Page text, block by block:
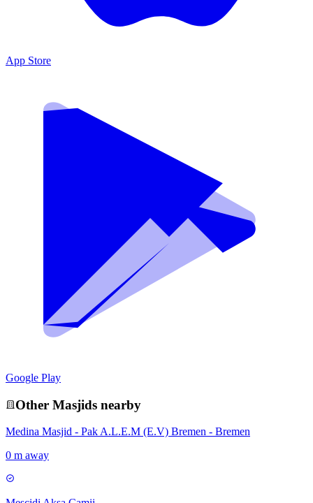
App Store
Google Play
Other Masjids nearby
Medina Masjid - Pak A.L.E.M (E.V) Bremen - Bremen
0 m away